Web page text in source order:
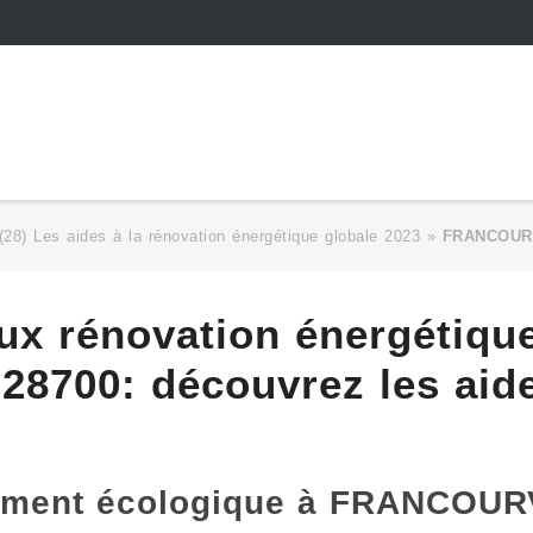
Les aides à la rénovation énergétique globale 2023 »
rénovation
28700: découvrez les
écologique à